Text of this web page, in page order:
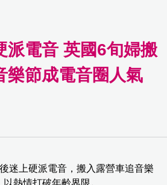
派電音 英國6旬婦搬
樂節成電音圈人氣
迷上硬派電音，搬入露營車追音樂